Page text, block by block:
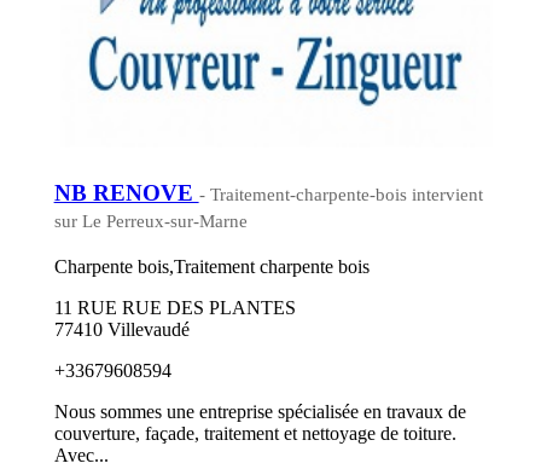
NB RENOVE - Traitement-charpente-bois intervient
sur Le Perreux-sur-Marne
Charpente bois,Traitement charpente bois
11 RUE RUE DES PLANTES
77410 Villevaudé
+33679608594
Nous sommes une entreprise spécialisée en travaux de
couverture, façade, traitement et nettoyage de toiture.
Avec...